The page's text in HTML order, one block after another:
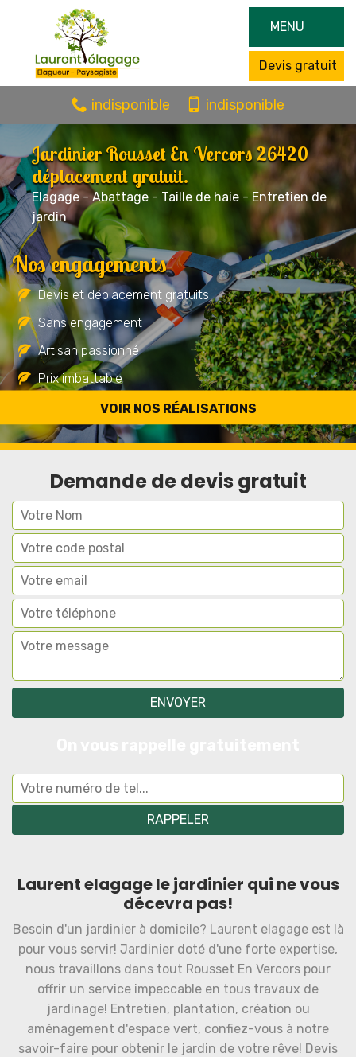
MENU
Devis gratuit
indisponible indisponible
Jardinier Rousset En Vercors 26420
déplacement gratuit.
Elagage - Abattage - Taille de haie - Entretien de
jardin
VOIR NOS RÉALISATIONS
Nos engagements
Devis et déplacement gratuits
Sans engagement
Artisan passionné
Prix imbattable
Travail de qualité
Demande de devis gratuit
Laurent elagage le jardinier qui ne vous
décevra pas!
Besoin d'un jardinier à domicile? Laurent elagage est là
pour vous servir! Jardinier doté d'une forte expertise,
nous travaillons dans tout Rousset En Vercors pour
offrir un service impeccable en tous travaux de
jardinage! Entretien, plantation, création ou
aménagement d'espace vert, confiez-vous à notre
savoir-faire pour obtenir le jardin de votre rêve! Devis